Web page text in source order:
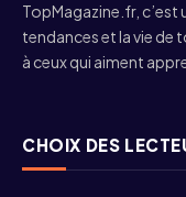
TopMagazine.fr, c’est
tendances et la vie de
à ceux qui aiment
CHOIX DES